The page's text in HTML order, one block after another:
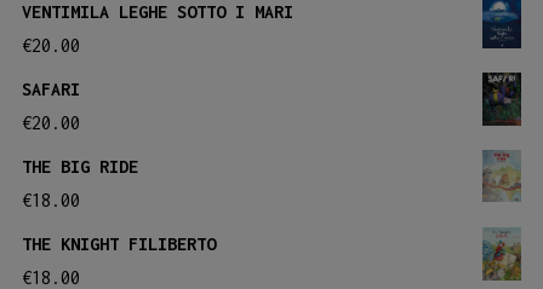
VENTIMILA LEGHE SOTTO I MARI
€20.00
SAFARI
€20.00
THE BIG RIDE
€18.00
THE KNIGHT FILIBERTO
€18.00